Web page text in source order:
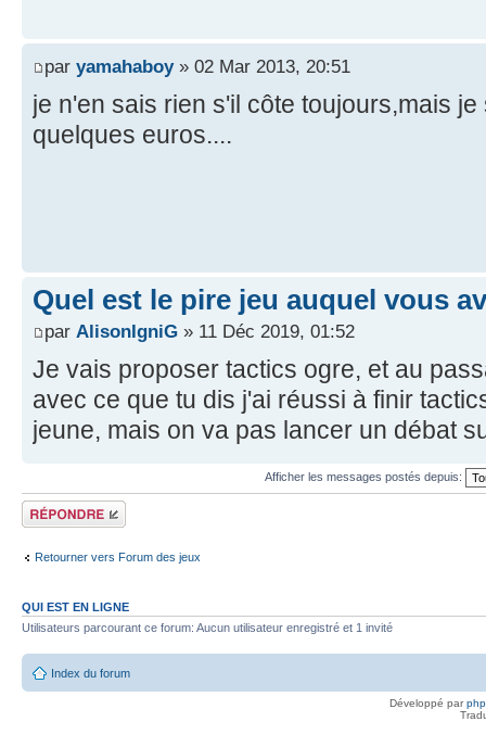
par yamahaboy» 02 Mar 2013, 20:51
je n'en sais rien s'il côte toujours,mais
quelques euros....
Quel est le pire jeu auquel vous
par AlisonIgniG » 11 Déc 2019, 01:52
Je vais proposer tactics ogre, et au
avec ce que tu dis j'ai réussi à finir
jeune, mais on va pas lancer un débat
Afficher les messages postés depuis:
Répondre
Retourner vers Forum des jeux
QUI EST EN LIGNE
Utilisateurs parcourant ce forum: Aucun utilisateur enregistré et 1 invité
Index du forum
Développé par